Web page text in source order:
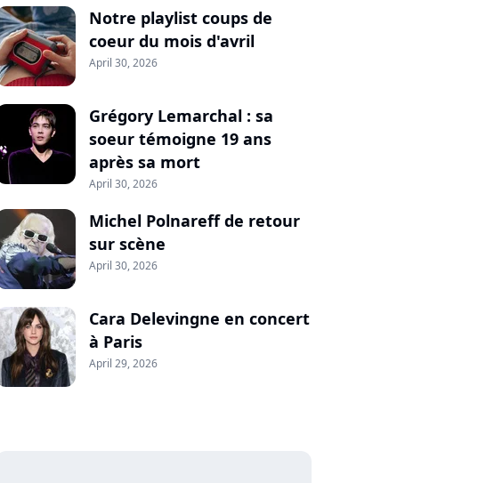
Notre playlist coups de
coeur du mois d'avril
April 30, 2026
Grégory Lemarchal : sa
soeur témoigne 19 ans
après sa mort
April 30, 2026
Michel Polnareff de retour
sur scène
April 30, 2026
Cara Delevingne en concert
à Paris
April 29, 2026